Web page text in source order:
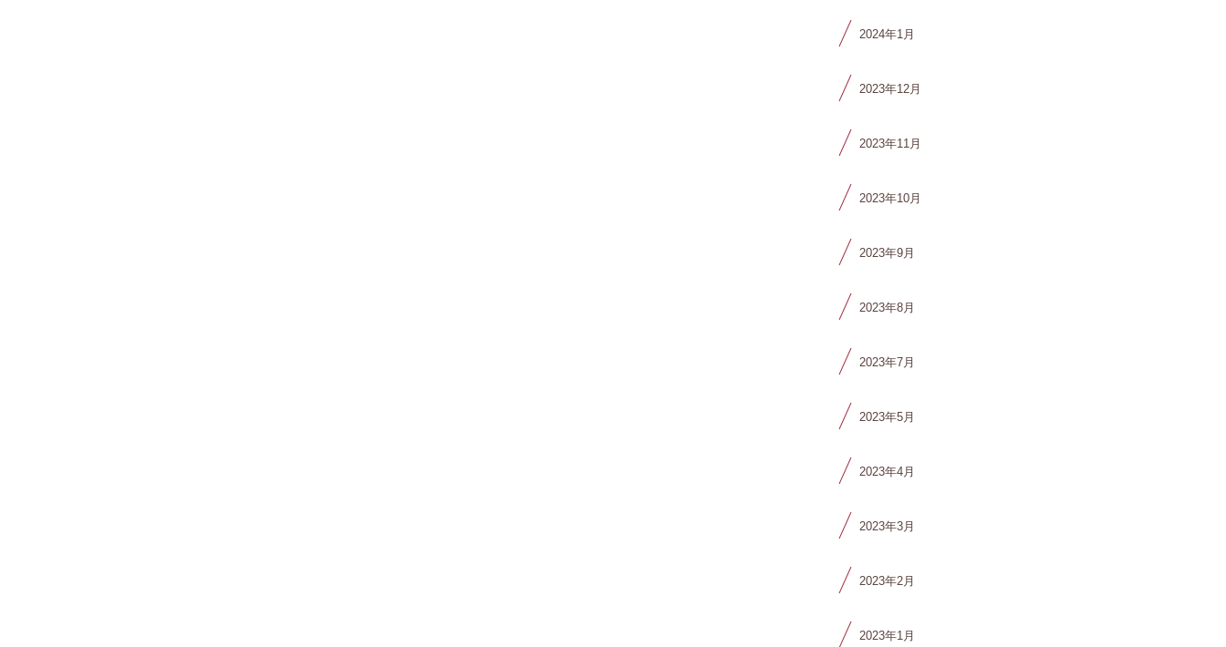
2024年1月
2023年12月
2023年11月
2023年10月
2023年9月
2023年8月
2023年7月
2023年5月
2023年4月
2023年3月
2023年2月
2023年1月